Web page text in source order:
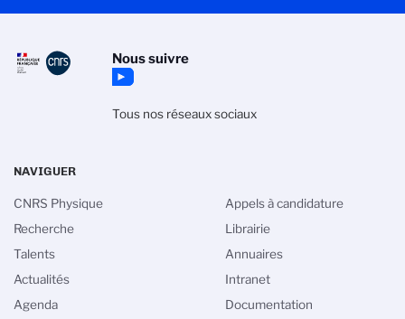
Nous suivre
Tous nos réseaux sociaux
NAVIGUER
CNRS Physique
Recherche
Talents
Actualités
Agenda
Appels à candidature
Librairie
Annuaires
Intranet
Documentation